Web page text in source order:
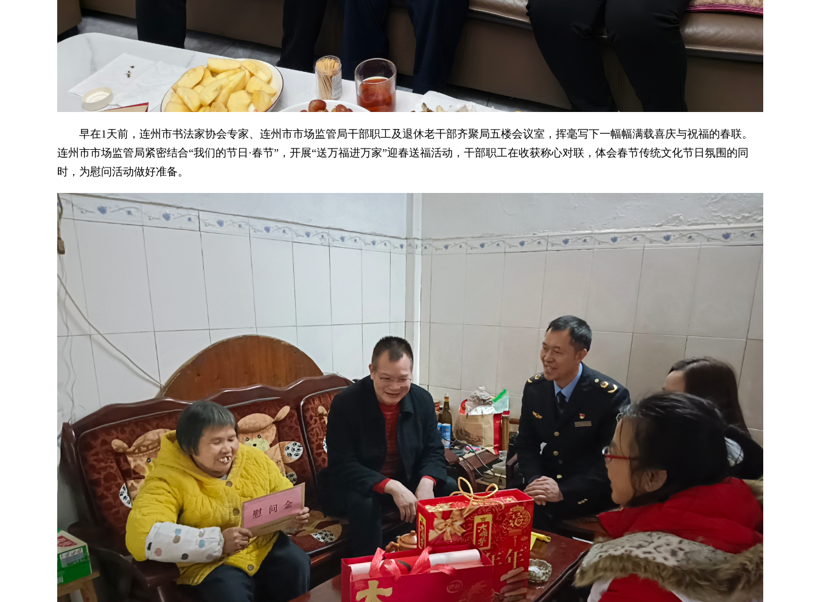
早在1天前，连州市书法家协会专家、连州市市场监管局干部职工及退休老干部齐聚局五楼会议室，挥毫写下一幅幅满载喜庆与祝福的春联。
连州市市场监管局紧密结合“我们的节日·春节”，开展“送万福进万家”迎春送福活动，干部职工在收获称心对联，体会春节传统文化节日氛围的同
时，为慰问活动做好准备。